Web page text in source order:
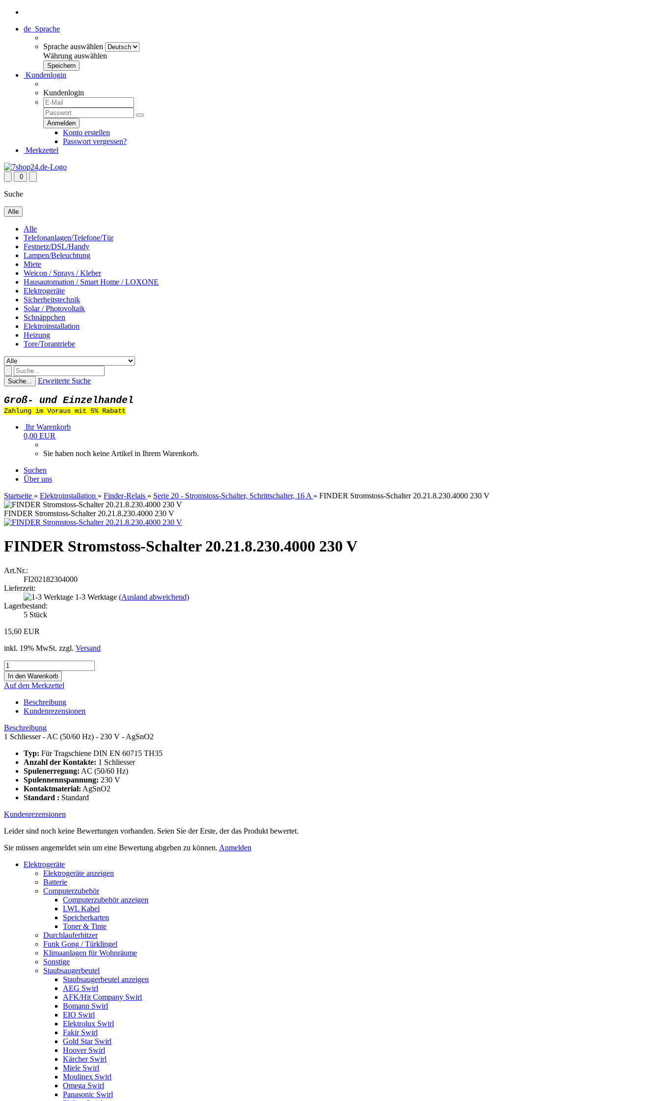
de Sprache
Sprache auswählen
Währung auswählen
Kundenlogin
Kundenlogin
Konto erstellen
Passwort vergessen?
Merkzettel
0
Suche
Alle
Alle
Telefonanlagen/Telefone/Tür
Festnetz/DSL/Handy
Lampen/Beleuchtung
Miete
Weicon / Sprays / Kleber
Hausautomation / Smart Home / LOXONE
Elektrogeräte
Sicherheitstechnik
Solar / Photovoltaik
Schnäppchen
Elektroinstallation
Heizung
Tore/Torantriebe
Suche... Erweiterte Suche
Groß- und Einzelhandel
Zahlung im Voraus mit 5% Rabatt
Ihr Warenkorb
0,00 EUR
Sie haben noch keine Artikel in Ihrem Warenkorb.
Suchen
Über uns
Startseite » Elektroinstallation » Finder-Relais » Serie 20 - Stromstoss-Schalter, Schrittschalter, 16 A » FINDER Stromstoss-Schalter 20.21.8.230.4000 230 V
FINDER Stromstoss-Schalter 20.21.8.230.4000 230 V
FINDER Stromstoss-Schalter 20.21.8.230.4000 230 V
Art.Nr.:
FI202182304000
Lieferzeit:
1-3 Werktage (Ausland abweichend)
Lagerbestand:
5 Stück
15,60 EUR
inkl. 19% MwSt. zzgl. Versand
Auf den Merkzettel
Beschreibung
Kundenrezensionen
Beschreibung
1 Schliesser - AC (50/60 Hz) - 230 V - AgSnO2
Typ: Für Tragschiene DIN EN 60715 TH35
Anzahl der Kontakte: 1 Schliesser
Spulenerregung: AC (50/60 Hz)
Spulennennspannung: 230 V
Kontaktmaterial: AgSnO2
Standard : Standard
Kundenrezensionen
Leider sind noch keine Bewertungen vorhanden. Seien Sie der Erste, der das Produkt bewertet.
Sie müssen angemeldet sein um eine Bewertung abgeben zu können. Anmelden
Elektrogeräte
Elektrogeräte anzeigen
Batterie
Computerzubehör
Computerzubehör anzeigen
LWL Kabel
Speicherkarten
Toner & Tinte
Durchlauferhitzer
Funk Gong / Türklingel
Klimaanlagen für Wohnräume
Sonstige
Staubsaugerbeutel
Staubsaugerbeutel anzeigen
AEG Swirl
AFK/Hit Company Swirl
Bomann Swirl
EIO Swirl
Elektrolux Swirl
Fakir Swirl
Gold Star Swirl
Hoover Swirl
Kärcher Swirl
Miele Swirl
Moulinex Swirl
Omega Swirl
Panasonic Swirl